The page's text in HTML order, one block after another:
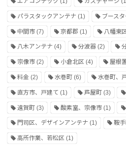
パラスタックアンテナ (1) ブースタ
中間市 (7) 京都郡 (1) 八幡東
八木アンテナ (4) 分波器(2)
宗像市 (2) 小倉北区(4) 屋根
料金 (2) 水巻町(6) 水巻町、
直方市、戸建て (1) 芦屋町(3)
遠賀町 (3) 酸素室、宗像市(1)
門司区、デザインアンテナ (1) 鞍
高所作業、若松区 (1)